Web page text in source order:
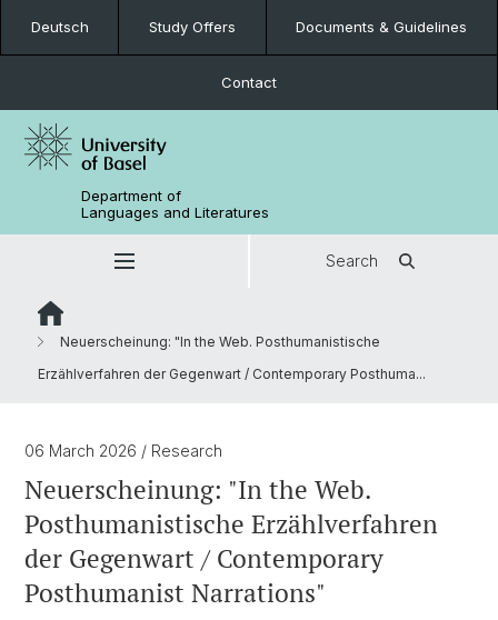
Deutsch Study Offers Documents & Guidelines
Contact
Department of
Languages and Literatures
Search
Neuerscheinung: "In the Web. Posthumanistische
Erzählverfahren der Gegenwart / Contemporary Posthuma...
06 March 2026 / Research
Neuerscheinung: "In the Web.
Posthumanistische Erzählverfahren
der Gegenwart / Contemporary
Posthumanist Narrations"